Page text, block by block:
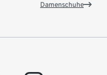
Damenschuhe